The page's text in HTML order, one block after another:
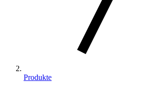
Produkte